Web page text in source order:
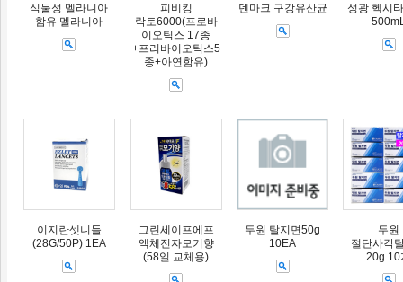
식물성 멜라니아
함유 멜라니아
피비킹
락토6000(프로바
이오틱스 17종
+프리바이오틱스5
종+아연함유)
덴마크 구강유산균
성광 헥시
이지란셋니들
(28G/50P) 1EA
그린세이프에프
액체전자모기향
(58일 교체용)
두원 탈지면50g
10EA
두원
절단사각
20g 10